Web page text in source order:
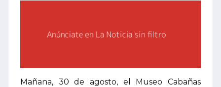
Mañana, 30 de agosto, el Museo Cabañas